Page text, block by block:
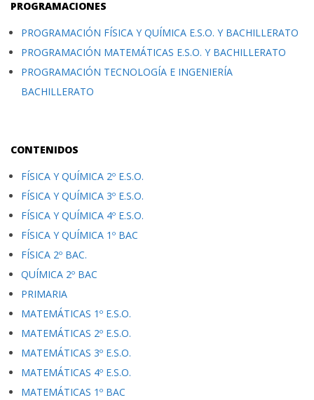
PROGRAMACIONES
PROGRAMACIÓN FÍSICA Y QUÍMICA E.S.O. Y BACHILLERATO
PROGRAMACIÓN MATEMÁTICAS E.S.O. Y BACHILLERATO
PROGRAMACIÓN TECNOLOGÍA E INGENIERÍA
BACHILLERATO
CONTENIDOS
FÍSICA Y QUÍMICA 2º E.S.O.
FÍSICA Y QUÍMICA 3º E.S.O.
FÍSICA Y QUÍMICA 4º E.S.O.
FÍSICA Y QUÍMICA 1º BAC
FÍSICA 2º BAC.
QUÍMICA 2º BAC
PRIMARIA
MATEMÁTICAS 1º E.S.O.
MATEMÁTICAS 2º E.S.O.
MATEMÁTICAS 3º E.S.O.
MATEMÁTICAS 4º E.S.O.
MATEMÁTICAS 1º BAC